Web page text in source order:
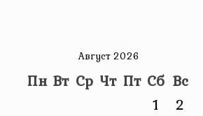
Август 2026
Пн Вт Ср Чт Пт Сб Вс
1
2